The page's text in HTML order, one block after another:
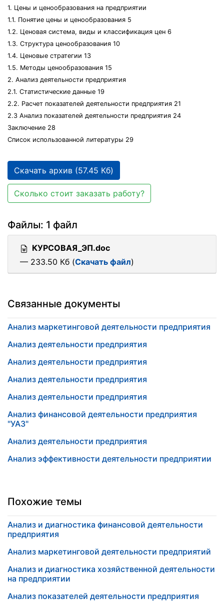
1. Цены и ценообразования на предприятии
1.1. Понятие цены и ценообразования 5
1.2. Ценовая система, виды и классификация цен 6
1.3. Структура ценообразования 10
1.4. Ценовые стратегии 13
1.5. Методы ценообразования 15
2. Анализ деятельности предприятия
2.1. Статистические данные 19
2.2. Расчет показателей деятельности предприятия 21
2.3 Анализ показателей деятельности предприятия 24
Заключение 28
Список использованной литературы 29
Скачать архив (57.45 Кб)
Сколько стоит заказать работу?
Файлы: 1 файл
КУРСОВАЯ_ЭП.doc
— 233.50 Кб (Скачать файл)
Связанные документы
Анализ маркетинговой деятельности предприятия
Анализ деятельности предприятия
Анализ деятельности предприятия
Анализ деятельности предприятия
Анализ деятельности предприятия
Анализ финансовой деятельности предприятия
"УАЗ"
Анализ деятельности предприятия
Анализ эффективности деятельности предприятии
Похожие темы
Анализ и диагностика финансовой деятельности
предприятия
Анализ маркетинговой деятельности предприятий
Анализ и диагностика хозяйственной деятельности
на предприятии
Анализ показателей деятельности предприятия